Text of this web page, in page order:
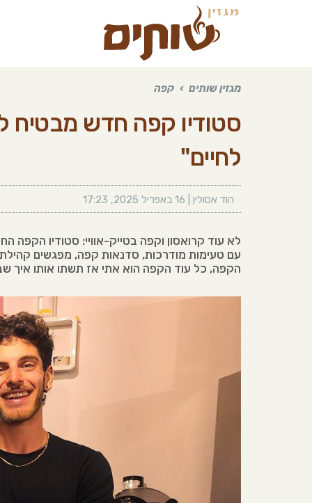
מגזין שותים › קפה
סטודיו קפה חדש מבטיח
לחיים"
הוד אסולין 16 באפריל 2025 ,
17:23
עם טעימות מודרכות, סדנאות קפה, מפגשים
הקפה, כל עוד הקפה הוא אתי אז תשתו אותו איך